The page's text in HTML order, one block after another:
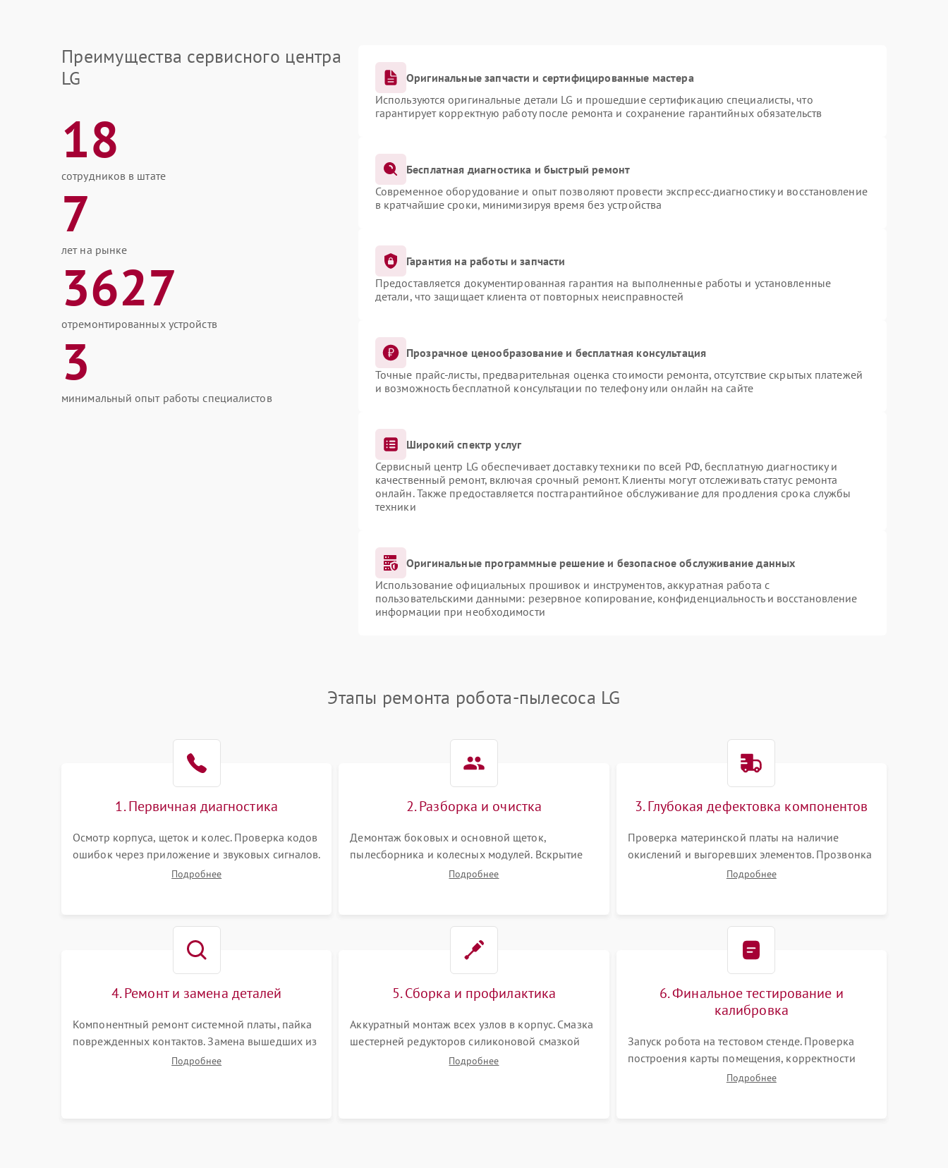
Преимущества сервисного центра
LG
18
сотрудников в штате
7
лет на рынке
3627
отремонтированных устройств
3
минимальный опыт работы специалистов
Оригинальные запчасти и сертифицированные мастера
Используются оригинальные детали LG и прошедшие сертификацию специалисты, что
гарантирует корректную работу после ремонта и сохранение гарантийных обязательств
Бесплатная диагностика и быстрый ремонт
Современное оборудование и опыт позволяют провести экспресс-диагностику и восстановление
в кратчайшие сроки, минимизируя время без устройства
Гарантия на работы и запчасти
Предоставляется документированная гарантия на выполненные работы и установленные
детали, что защищает клиента от повторных неисправностей
Прозрачное ценообразование и бесплатная консультация
Точные прайс-листы, предварительная оценка стоимости ремонта, отсутствие скрытых платежей
и возможность бесплатной консультации по телефону или онлайн на сайте
Широкий спектр услуг
Сервисный центр LG обеспечивает доставку техники по всей РФ, бесплатную диагностику и
качественный ремонт, включая срочный ремонт. Клиенты могут отслеживать статус ремонта
онлайн. Также предоставляется постгарантийное обслуживание для продления срока службы
техники
Оригинальные программные решение и безопасное обслуживание данных
Использование официальных прошивок и инструментов, аккуратная работа с
пользовательскими данными: резервное копирование, конфиденциальность и восстановление
информации при необходимости
Этапы ремонта робота-пылесоса LG
1. Первичная диагностика
Осмотр корпуса, щеток и колес. Проверка кодов
ошибок через приложение и звуковых сигналов.
Замер емкости аккумулятора и тестирование
Подробнее
2. Разборка и очистка
Демонтаж боковых и основной щеток,
пылесборника и колесных модулей. Вскрытие
корпуса робота. Тщательная очистка внутренних
Подробнее
3. Глубокая дефектовка компонентов
Проверка материнской платы на наличие
окислений и выгоревших элементов. Прозвонка
цепей питания, тестирование приводных
Подробнее
4. Ремонт и замена деталей
Компонентный ремонт системной платы, пайка
поврежденных контактов. Замена вышедших из
строя двигателей, изношенного аккумулятора,
Подробнее
5. Сборка и профилактика
Аккуратный монтаж всех узлов в корпус. Смазка
шестерней редукторов силиконовой смазкой
для снижения шума. Установка новых
Подробнее
6. Финальное тестирование и
калибровка
Запуск робота на тестовом стенде. Проверка
построения карты помещения, корректности
навигации и обхода препятствий. Оценка силы
Подробнее